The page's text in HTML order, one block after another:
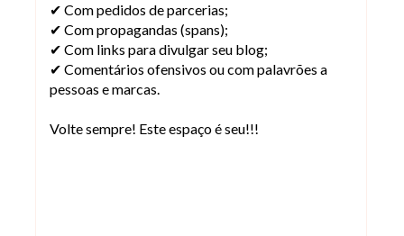
✔ Com pedidos de parcerias;
✔ Com propagandas (spans);
✔ Com links para divulgar seu blog;
✔ Comentários ofensivos ou com palavrões a
pessoas e marcas.
Volte sempre! Este espaço é seu!!!